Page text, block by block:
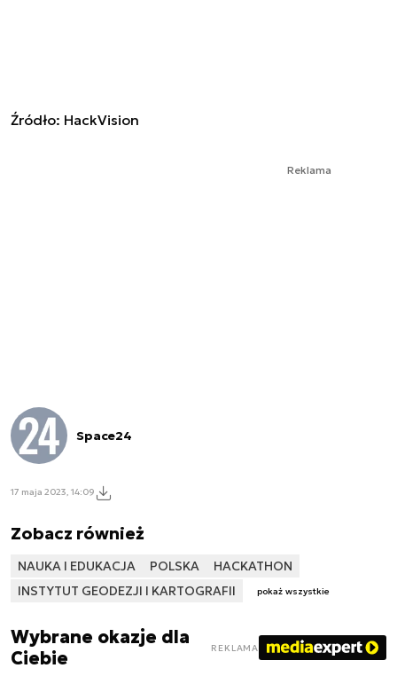
Źródło: HackVision
Reklama
Space24
17 maja 2023, 14:09
Zobacz również
NAUKA I EDUKACJA POLSKA
HACKATHON
INSTYTUT GEODEZJI I KARTOGRAFII
pokaż wszystkie
Wybrane okazje dla
Ciebie
REKLAMA